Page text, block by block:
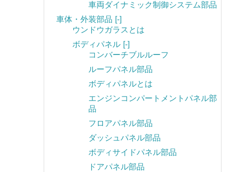
車両ダイナミック制御システム部品
車体・外装部品 [-]
ウンドウガラスとは
ボディパネル [-]
コンバーチブルルーフ
ルーフパネル部品
ボディパネルとは
エンジンコンパートメントパネル部
品
フロアパネル部品
ダッシュパネル部品
ボディサイドパネル部品
ドアパネル部品